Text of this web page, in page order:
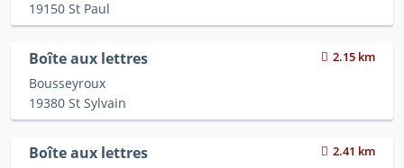
19150 St Paul
Boîte aux lettres 2.15 km
Bousseyroux
19380 St Sylvain
Boîte aux lettres 2.41 km